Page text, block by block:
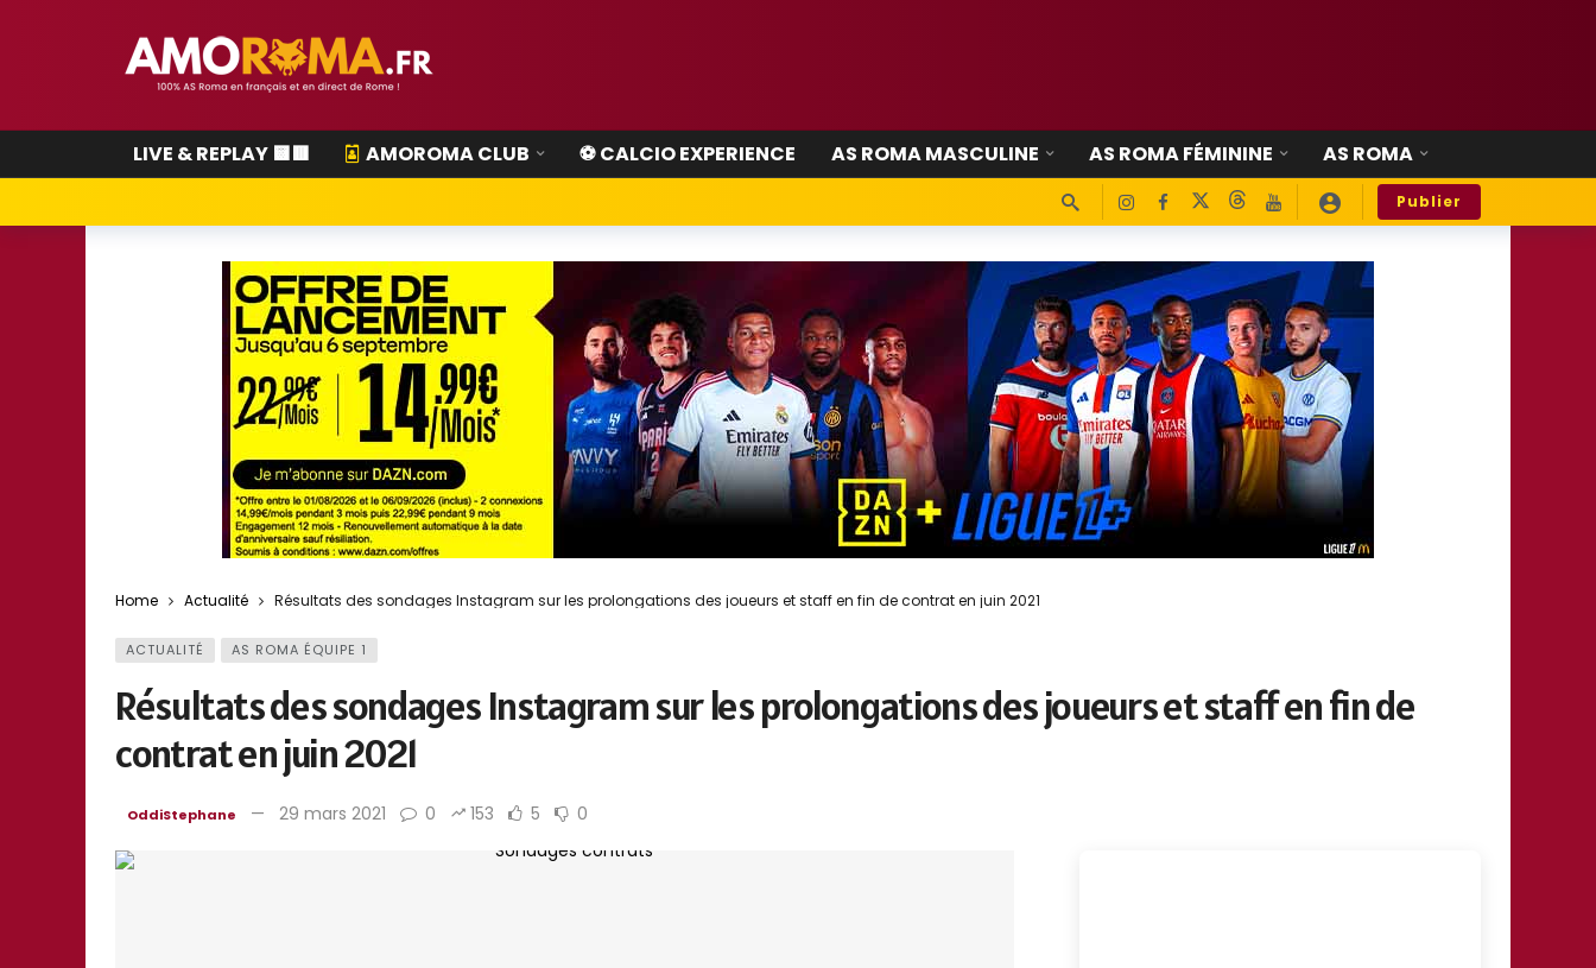
LIVE & REPLAY 🟨🟥 AMOROMA CLUB ⚽ CALCIO EXPERIENCE AS ROMA MASCULINE AS ROMA FÉMININE AS ROMA
Publier
Home Actualité Résultats des sondages Instagram sur les prolongations des joueurs et staff en fin de contrat en juin 2021
ACTUALITÉ AS ROMA ÉQUIPE 1
Résultats des sondages Instagram sur les prolongations des joueurs et staff en fin de
contrat en juin 2021
OddiStephane 29 mars 2021 0 153 5 0